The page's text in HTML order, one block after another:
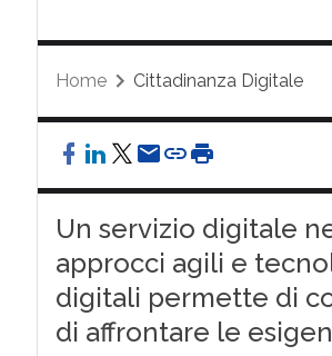
Home Cittadinanza Digitale
Un servizio digitale
approcci agili e
digitali permette di
di affrontare le